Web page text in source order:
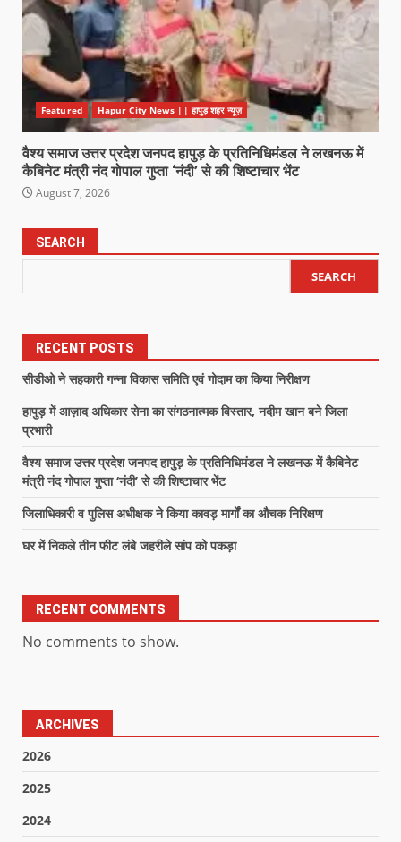
Featured Hapur City News || हापुड़ शहर न्यूज़
वैश्य समाज उत्तर प्रदेश जनपद हापुड़ के प्रतिनिधिमंडल ने लखनऊ में
कैबिनेट मंत्री नंद गोपाल गुप्ता ‘नंदी’ से की शिष्टाचार भेंट
August 7, 2026
SEARCH
SEARCH
RECENT POSTS
सीडीओ ने सहकारी गन्ना विकास समिति एवं गोदाम का किया निरीक्षण
हापुड़ में आज़ाद अधिकार सेना का संगठनात्मक विस्तार, नदीम खान बने जिला
प्रभारी
वैश्य समाज उत्तर प्रदेश जनपद हापुड़ के प्रतिनिधिमंडल ने लखनऊ में कैबिनेट
मंत्री नंद गोपाल गुप्ता ‘नंदी’ से की शिष्टाचार भेंट
जिलाधिकारी व पुलिस अधीक्षक ने किया कावड़ मार्गों का औचक निरिक्षण
घर में निकले तीन फीट लंबे जहरीले सांप को पकड़ा
RECENT COMMENTS
No comments to show.
ARCHIVES
2026
2025
2024